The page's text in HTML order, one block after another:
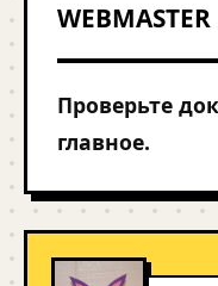
WEBMASTER
Проверьте
главное.